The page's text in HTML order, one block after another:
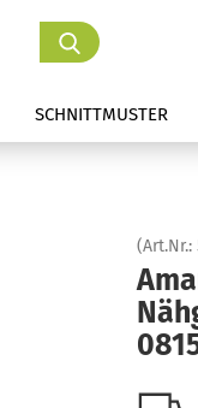
SCHNITTMUSTER
(Art.Nr.: